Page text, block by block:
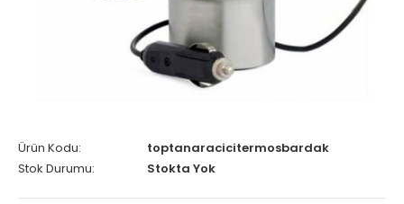
Ürün Kodu:
toptanaracicitermosbardak
Stok Durumu:
Stokta Yok